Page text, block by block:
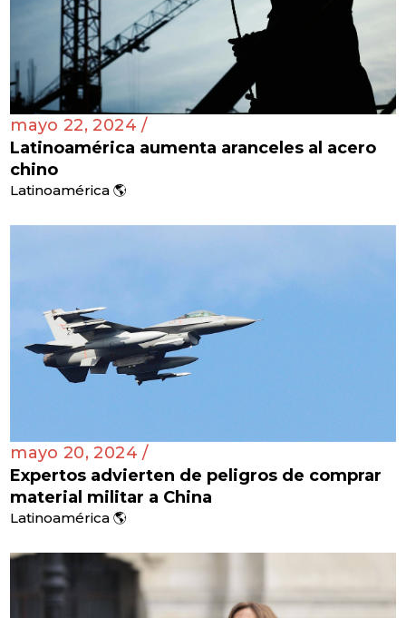
mayo 22, 2024 /
Latinoamérica aumenta aranceles al acero
chino
Latinoamérica 🌎
mayo 20, 2024 /
Expertos advierten de peligros de comprar
material militar a China
Latinoamérica 🌎